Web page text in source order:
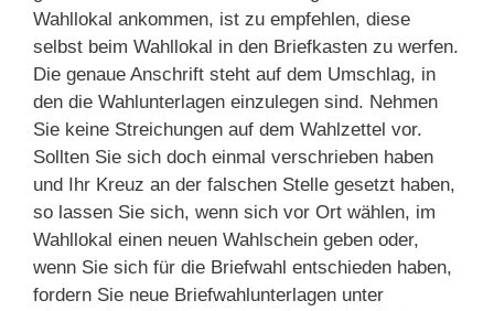
Wahllokal ankommen, ist zu empfehlen, diese
selbst beim Wahllokal in den Briefkasten zu werfen.
Die genaue Anschrift steht auf dem Umschlag, in
den die Wahlunterlagen einzulegen sind. Nehmen
Sie keine Streichungen auf dem Wahlzettel vor.
Sollten Sie sich doch einmal verschrieben haben
und Ihr Kreuz an der falschen Stelle gesetzt haben,
so lassen Sie sich, wenn sich vor Ort wählen, im
Wahllokal einen neuen Wahlschein geben oder,
wenn Sie sich für die Briefwahl entschieden haben,
fordern Sie neue Briefwahlunterlagen unter